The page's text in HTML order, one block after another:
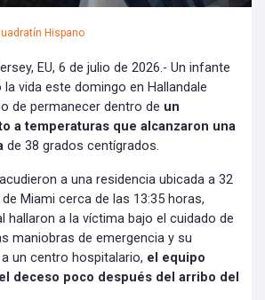
Hispano
EU, 6 de julio de 2026.- Un infante
vida este domingo en Hallandale
de permanecer dentro de un
a temperaturas que alcanzaron una
de 38 grados centígrados.
a una residencia ubicada a 32
Miami cerca de las 13:35 horas,
hallaron a la víctima bajo el cuidado de
maniobras de emergencia y su
un centro hospitalario, el equipo
deceso poco después del arribo del